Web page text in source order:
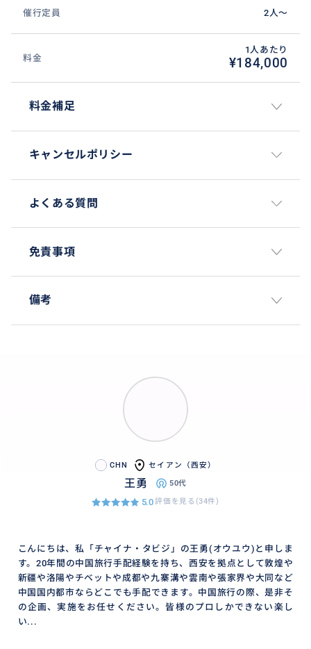
催行定員 2人〜
料金
1人あたり
¥184,000
料金補足
キャンセルポリシー
よくある質問
免責事項
備考
CHN セイアン（西安）
王勇 50代
5.0評価を見る(34件)
こんにちは、私「チャイナ・タビジ」の王勇(オウユウ)と申しま
す。20年間の中国旅行手配経験を持ち、西安を拠点として敦煌や
新疆や洛陽やチベットや成都や九寨溝や雲南や張家界や大同など
中国国内都市ならどこでも手配できます。中国旅行の際、是非そ
の企画、実施をお任せください。皆様のプロしかできない楽し
い...